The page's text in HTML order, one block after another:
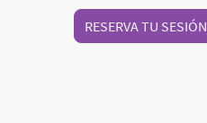
RESERVA TU SESIÓN